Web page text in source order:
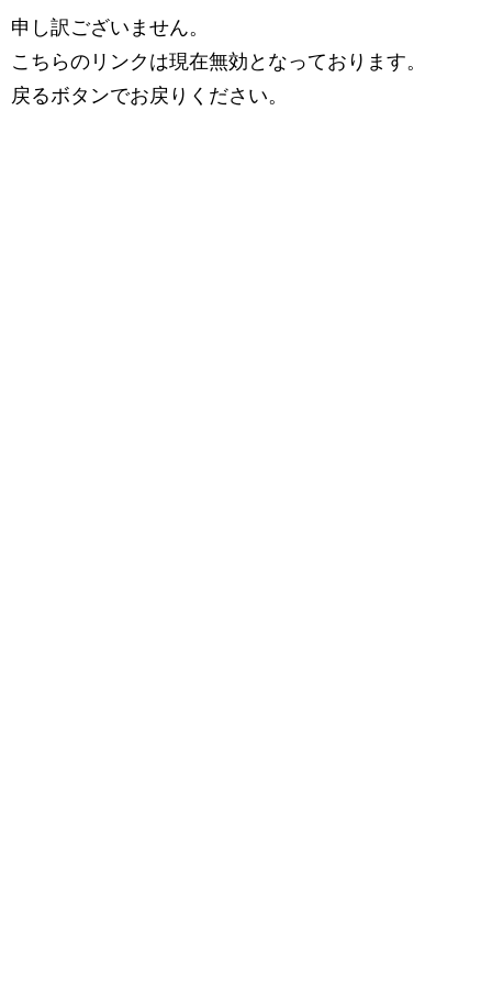
申し訳ございません。
こちらのリンクは現在無効となっております。
戻るボタンでお戻りください。